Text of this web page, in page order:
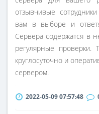
отзывчивые
вам в выборе и
Сервера содержатся в
регулярные проверки.
круглосуточно и
сервером.
2022-05-09 07:57:48